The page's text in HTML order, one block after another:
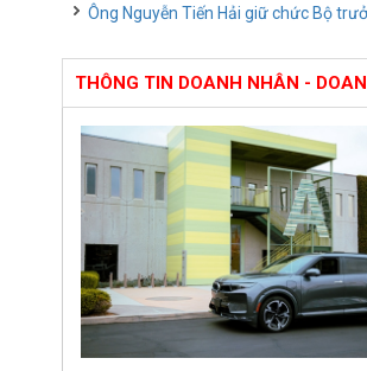
Ông Nguyễn Tiến Hải giữ chức Bộ
THÔNG TIN DOANH NHÂN -